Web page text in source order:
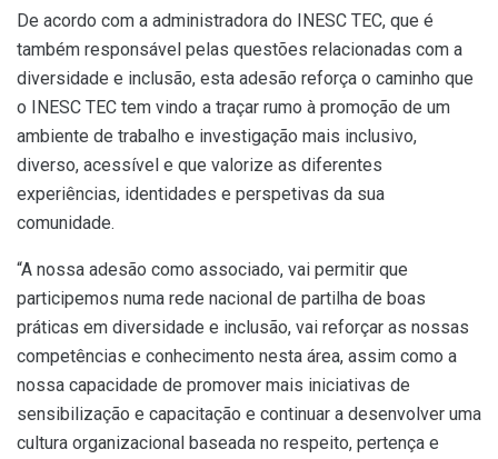
De acordo com a administradora do INESC TEC, que é
também responsável pelas questões relacionadas com a
diversidade e inclusão, esta adesão reforça o caminho que
o INESC TEC tem vindo a traçar rumo à promoção de um
ambiente de trabalho e investigação mais inclusivo,
diverso, acessível e que valorize as diferentes
experiências, identidades e perspetivas da sua
comunidade.
“A nossa adesão como associado, vai permitir que
participemos numa rede nacional de partilha de boas
práticas em diversidade e inclusão, vai reforçar as nossas
competências e conhecimento nesta área, assim como a
nossa capacidade de promover mais iniciativas de
sensibilização e capacitação e continuar a desenvolver uma
cultura organizacional baseada no respeito, pertença e